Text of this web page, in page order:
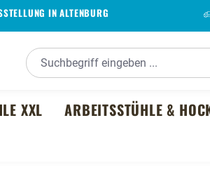
IN ALTENBURG
XXL ARBEITSSTÜHLE &